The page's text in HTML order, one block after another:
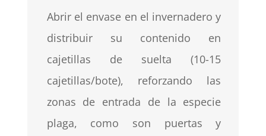
Abrir el envase en el invernadero y
distribuir su contenido en
cajetillas de suelta (10-15
cajetillas/bote), reforzando las
zonas de entrada de la especie
plaga, como son puertas y